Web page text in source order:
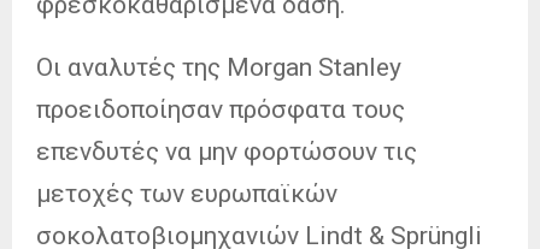
Οι αναλυτές της Morgan Stanley
προειδοποίησαν πρόσφατα τους
επενδυτές να μην φορτώσουν τις
μετοχές των ευρωπαϊκών
σοκολατοβιομηχανιών Lindt & Sprüngli